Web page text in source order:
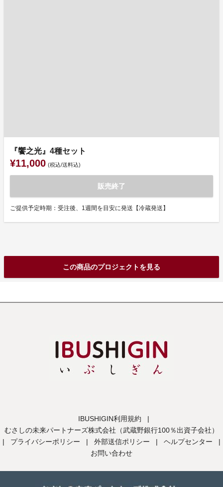
『饗之光』4種セット
¥11,000 (税込/送料込)
販売終了
ご提供予定時期：受注後、1週間を目安に発送【冷蔵発送】
この商品のプロジェクトを見る
IBUSHIGIN利用規約
|
むさしの未来パートナーズ株式会社（武蔵野銀行100％出資子会社）
|
プライバシーポリシー | 外部送信ポリシー | ヘルプセンター
|
お問い合わせ